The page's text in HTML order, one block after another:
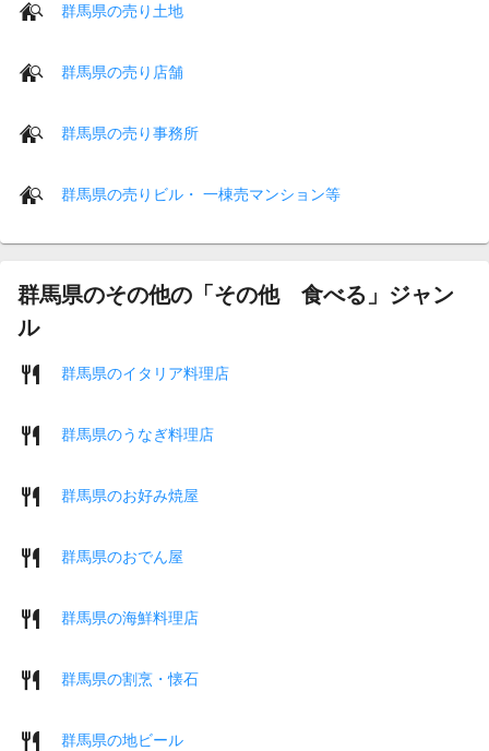
群馬県の売り土地
群馬県の売り店舗
群馬県の売り事務所
群馬県の売りビル・ 一棟売マンション等
群馬県のその他の「その他 食べる」ジャン
ル
群馬県のイタリア料理店
群馬県のうなぎ料理店
群馬県のお好み焼屋
群馬県のおでん屋
群馬県の海鮮料理店
群馬県の割烹・懐石
群馬県の地ビール